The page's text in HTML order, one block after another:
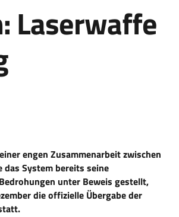
Laserwaffe
engen Zusammenarbeit zwischen
System bereits seine
unter Beweis gestellt,
die offizielle Übergabe der